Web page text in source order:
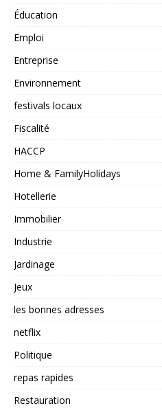
Éducation
Emploi
Entreprise
Environnement
festivals locaux
Fiscalité
HACCP
Home & FamilyHolidays
Hotellerie
Immobilier
Industrie
Jardinage
Jeux
les bonnes adresses
netflix
Politique
repas rapides
Restauration